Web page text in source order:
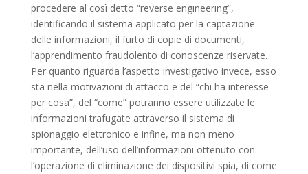
procedere al così detto “reverse engineering”,
identificando il sistema applicato per la captazione
delle informazioni, il furto di copie di documenti,
l’apprendimento fraudolento di conoscenze riservate.
Per quanto riguarda l’aspetto investigativo invece, esso
sta nella motivazioni di attacco e del “chi ha interesse
per cosa”, del “come” potranno essere utilizzate le
informazioni trafugate attraverso il sistema di
spionaggio elettronico e infine, ma non meno
importante, dell’uso dell’informazioni ottenuto con
l’operazione di eliminazione dei dispositivi spia, di come